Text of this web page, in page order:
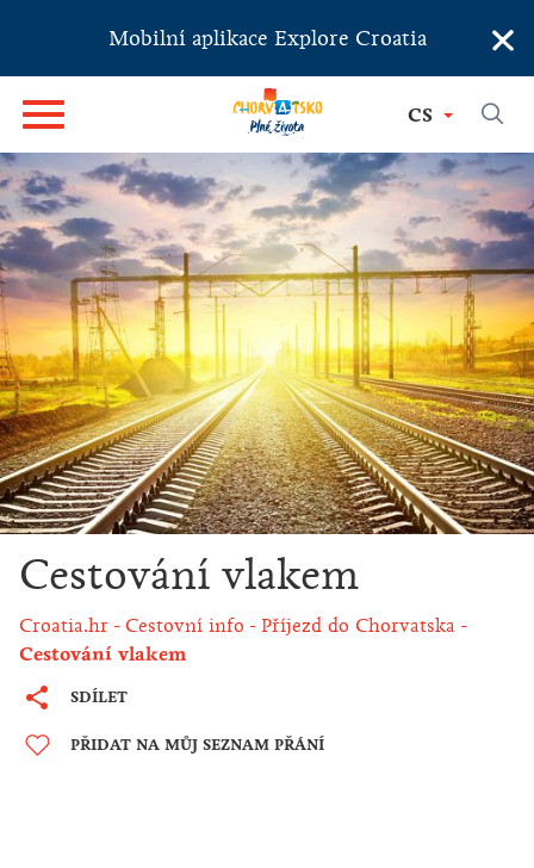
Mobilní aplikace Explore Croatia ×
CS
Cestování vlakem
Croatia.hr Cestovní info Příjezd do Chorvatska
Cestování vlakem
SDÍLET
PŘIDAT NA MŮJ SEZNAM PŘÁNÍ